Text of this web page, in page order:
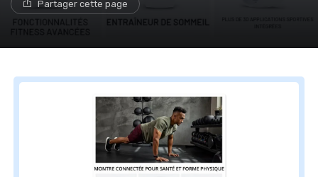
Partager cette page